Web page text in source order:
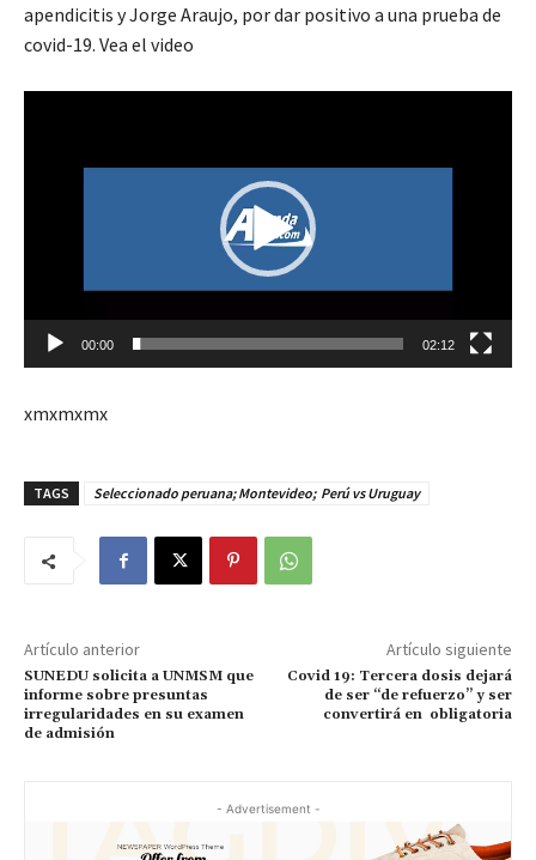
apendicitis y Jorge Araujo, por dar positivo a una prueba de
covid-19. Vea el video
o
00:00 02:12
xmxmxmx
TAGS Seleccionado peruana; Montevideo; Perú vs Uruguay
Artículo anterior
SUNEDU solicita a UNMSM que
informe sobre presuntas
irregularidades en su examen
de admisión
Artículo siguiente
Covid 19: Tercera dosis dejará
de ser “de refuerzo” y ser
convertirá en obligatoria
- Advertisement -